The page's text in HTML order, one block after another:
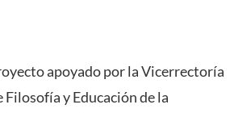
apoyado por la Vicerrectoría
y Educación de la